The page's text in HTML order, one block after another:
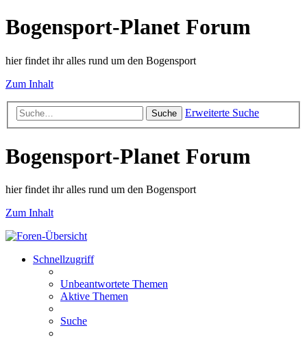
Bogensport-Planet Forum
hier findet ihr alles rund um den Bogensport
Zum Inhalt
Suche Erweiterte Suche
Bogensport-Planet Forum
hier findet ihr alles rund um den Bogensport
Zum Inhalt
Schnellzugriff
Unbeantwortete Themen
Aktive Themen
Suche